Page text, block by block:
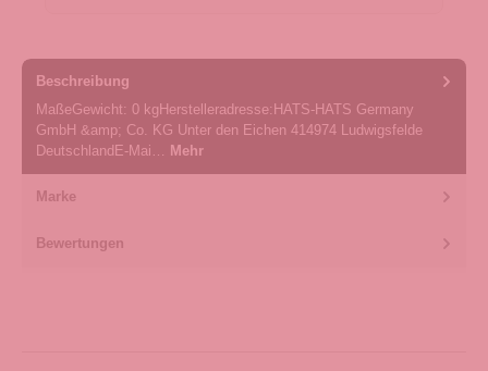
Beschreibung
MaßeGewicht: 0 kgHerstelleradresse:HATS-HATS Germany
GmbH &amp; Co. KG Unter den Eichen 414974 Ludwigsfelde
DeutschlandE-Mai…
Mehr
Marke
Bewertungen